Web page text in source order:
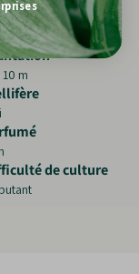
de
10 m
de culture